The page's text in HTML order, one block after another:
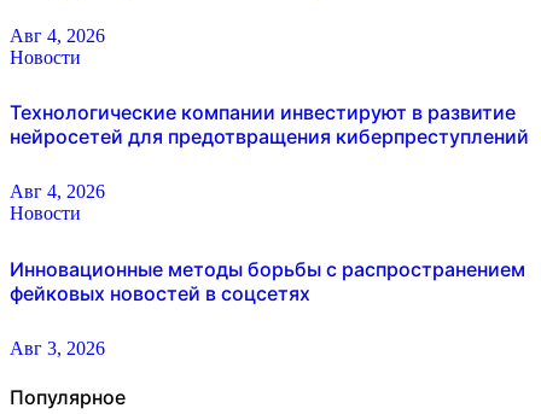
Авг 4, 2026
Новости
Технологические компании инвестируют в развитие
нейросетей для предотвращения киберпреступлений
Авг 4, 2026
Новости
Инновационные методы борьбы с распространением
фейковых новостей в соцсетях
Авг 3, 2026
Популярное